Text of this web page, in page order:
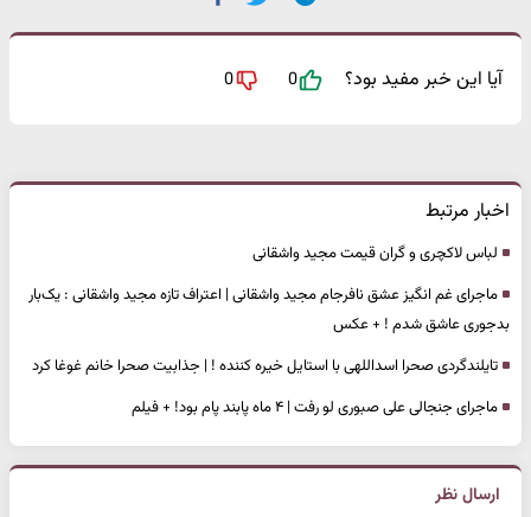
آیا این خبر مفید بود؟ 0
0
اخبار مرتبط
لباس لاکچری و گران قیمت مجید واشقانی
ماجرای غم انگیز عشق نافرجام مجید واشقانی | اعتراف تازه مجید واشقانی : یک‌بار
بدجوری عاشق شدم ! + عکس
تایلندگردی صحرا اسداللهی با استایل خیره کننده ! | جذابیت صحرا خانم غوغا کرد
ماجرای جنجالی علی صبوری لو رفت | ۴ ماه پابند پام بود! + فیلم
ارسال نظر